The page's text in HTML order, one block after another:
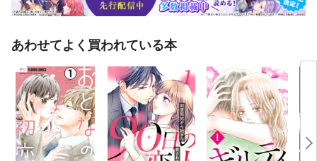
あわせてよく買われている本